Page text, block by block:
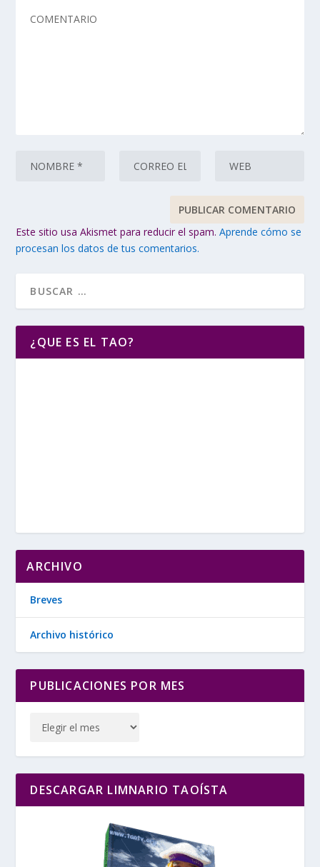
Este sitio usa Akismet para reducir el spam.Aprende cómo se
procesan los datos de tus comentarios.
¿QUE ES EL TAO?
ARCHIVO
Breves
Archivo histórico
PUBLICACIONES POR MES
DESCARGAR LIMNARIO TAOÍSTA